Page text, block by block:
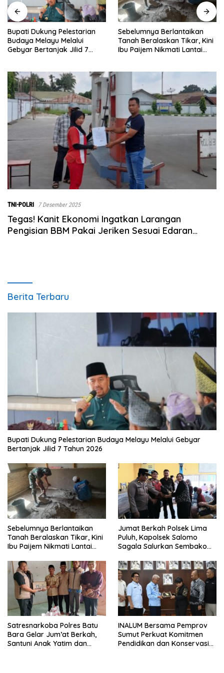
Sebelumnya Berlantaikan
Tanah Beralaskan Tikar, Kini
Ibu Paijem Nikmati Lantai
0208/Asahan
Jumat Berkah Polsek Lima
Puluh, Kapolsek Salomo
Sagala Salurkan Sembako
TNI-POLRI 7 Desember 2025
Tegas! Kanit Ekonomi Ingatkan Larangan
Pengisian BBM Pakai Jeriken Sesuai Edaran
Berita Terbaru
Bupati Dukung Pelestarian Budaya Melayu Melalui Gebyar
Bertanjak Jilid 7 Tahun 2026
Sebelumnya Berlantaikan
Tanah Beralaskan Tikar, Kini
Ibu Paijem Nikmati Lantai
Satgas TMMD Ke-129 Kodim
0208/Asahan
Jumat Berkah Polsek Lima
Puluh, Kapolsek Salomo
Sagala Salurkan Sembako
Gambus
Satresnarkoba Polres Batu
Bara Gelar Jum’at Berkah,
Santuni Anak Yatim dan
INALUM Bersama Pemprov
Sumut Perkuat Komitmen
Pendidikan dan Konservasi